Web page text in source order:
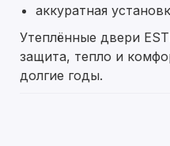
аккуратная
Утеплённые двери
защита, тепло и
долгие годы.